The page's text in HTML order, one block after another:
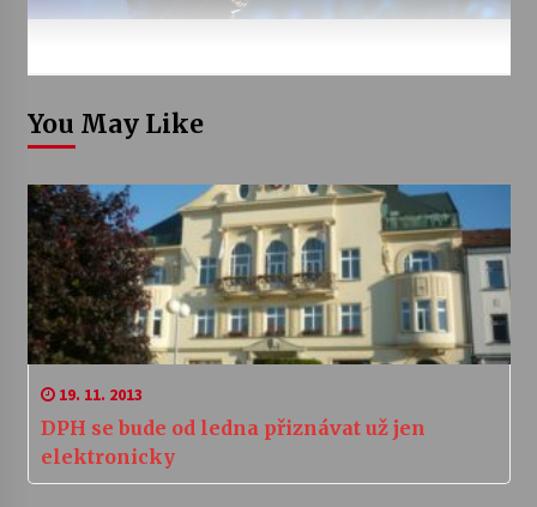
You May Like
19. 11. 2013
DPH se bude od ledna přiznávat už jen
elektronicky